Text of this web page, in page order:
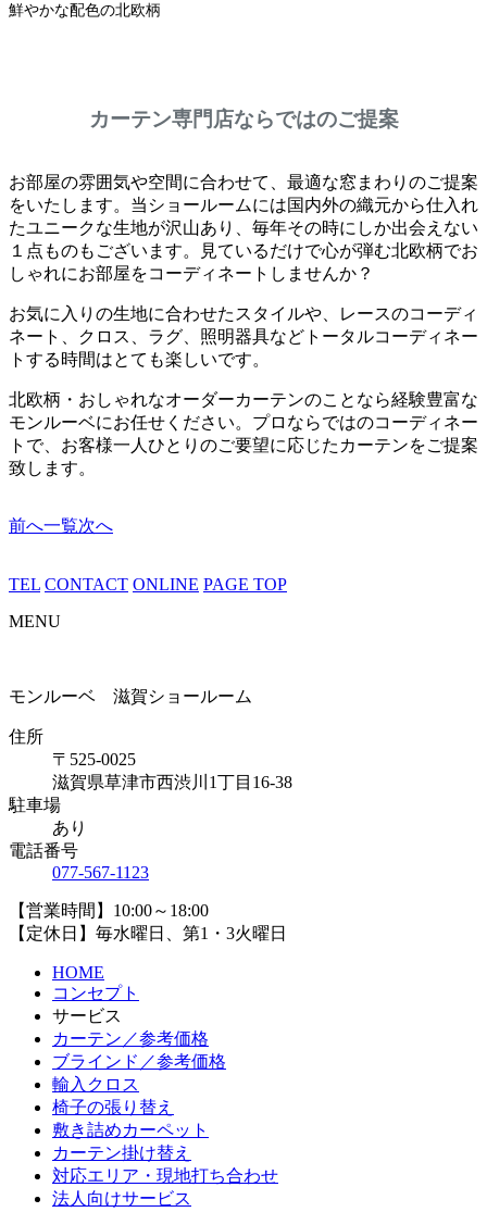
鮮やかな配色の北欧柄
カーテン専門店ならではのご提案
お部屋の雰囲気や空間に合わせて、最適な窓まわりのご提案
をいたします。当ショールームには国内外の織元から仕入れ
たユニークな生地が沢山あり、毎年その時にしか出会えない
１点ものもございます。見ているだけで心が弾む北欧柄でお
しゃれにお部屋をコーディネートしませんか？
お気に入りの生地に合わせたスタイルや、レースのコーディ
ネート、クロス、ラグ、照明器具などトータルコーディネー
トする時間はとても楽しいです。
北欧柄・おしゃれなオーダーカーテンのことなら経験豊富な
モンルーベにお任せください。プロならではのコーディネー
トで、お客様一人ひとりのご要望に応じたカーテンをご提案
致します。
前へ一覧次へ
TEL CONTACT ONLINE PAGE TOP
MENU
モンルーベ 滋賀ショールーム
住所
〒525-0025
滋賀県草津市西渋川1丁目16-38
駐車場
あり
電話番号
077-567-1123
【営業時間】10:00～18:00
【定休日】毎水曜日、第1・3火曜日
HOME
コンセプト
サービス
カーテン／参考価格
ブラインド／参考価格
輸入クロス
椅子の張り替え
敷き詰めカーペット
カーテン掛け替え
対応エリア・現地打ち合わせ
法人向けサービス